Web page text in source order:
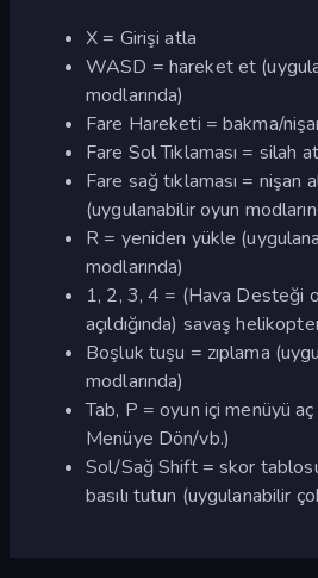
X = Girişi atla
WASD = hareket et
modlarında)
Fare Hareketi = bakma/
Fare Sol Tıklaması = silah
Fare sağ tıklaması = nişan
(uygulanabilir oyun
R = yeniden yükle
modlarında)
1, 2, 3, 4 = (Hava Desteği
açıldığında) savaş
Boşluk tuşu = zıplama
modlarında)
Tab, P = oyun içi menüyü
Menüye Dön/vb.)
Sol/Sağ Shift = skor
basılı tutun (uygulanabilir